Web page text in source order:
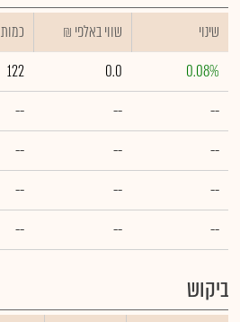
שינוי ₪ שווי באלפי כמות
0.08%
0.0
122
--
--
--
--
--
--
--
--
--
--
--
--
ביקוש